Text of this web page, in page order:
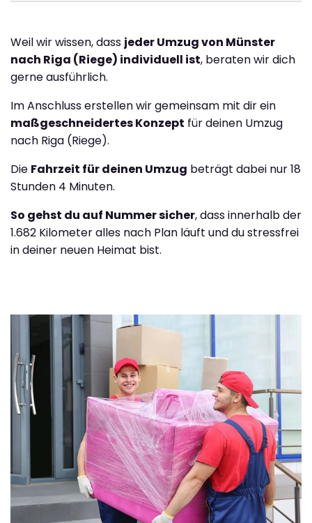
Weil wir wissen, dass jeder Umzug von Münster
nach Riga (Riege) individuell ist, beraten wir dich
gerne ausführlich.
Im Anschluss erstellen wir gemeinsam mit dir ein
maßgeschneidertes Konzept für deinen Umzug
nach Riga (Riege).
Die Fahrzeit für deinen Umzug beträgt dabei nur 18
Stunden 4 Minuten.
So gehst du auf Nummer sicher, dass innerhalb der
1.682 Kilometer alles nach Plan läuft und du stressfrei
in deiner neuen Heimat bist.